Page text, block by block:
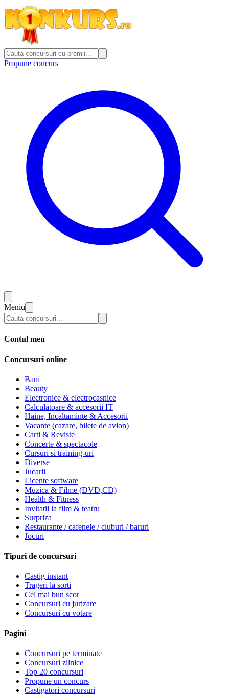
Propune concurs
Meniu
Contul meu
Concursuri online
Bani
Beauty
Electronice & electrocasnice
Calculatoare & accesorii IT
Haine, Incaltaminte & Accesorii
Vacante (cazare, bilete de avion)
Carti & Reviste
Concerte & spectacole
Cursuri si training-uri
Diverse
Jucarii
Licente software
Muzica & Filme (DVD,CD)
Health & Fitness
Invitatii la film & teatru
Surpriza
Restaurante / cafenele / cluburi / baruri
Jocuri
Tipuri de concursuri
Castig instant
Trageri la sorti
Cel mai bun scor
Concursuri cu jurizare
Concursuri cu votare
Pagini
Concursuri pe terminate
Concursuri zilnice
Top 20 concursuri
Propune un concurs
Castigatori concursuri